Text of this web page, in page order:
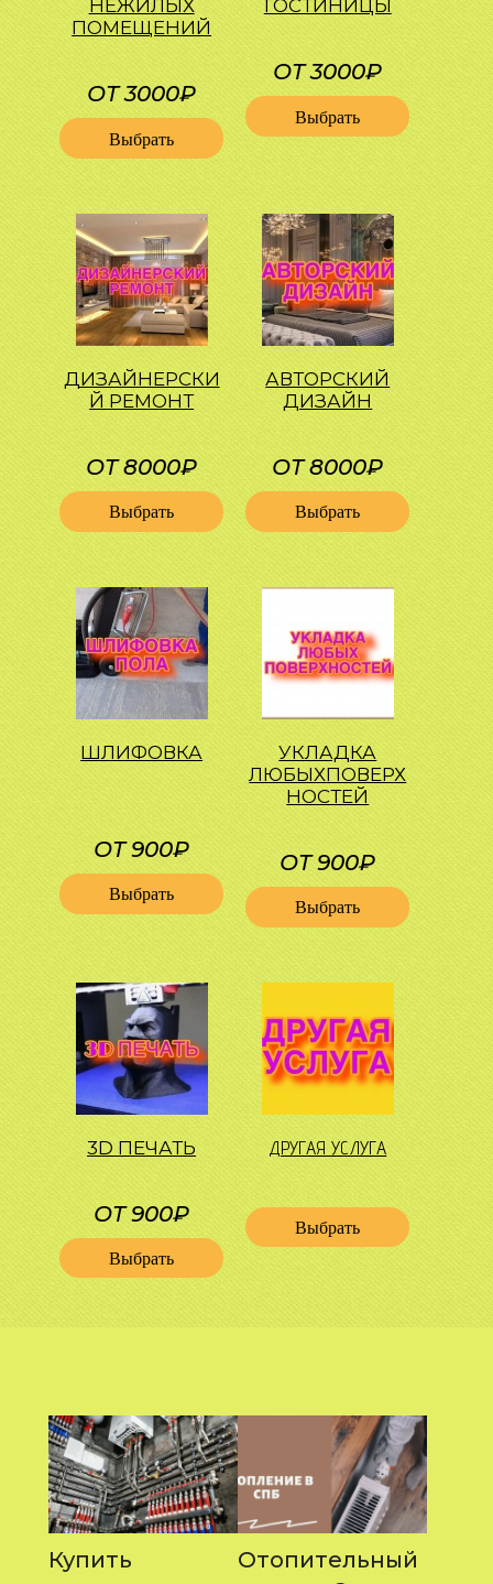
НЕЖИЛЫХ
ПОМЕЩЕНИЙ
ОТ 3000₽
Выбрать
ГОСТИНИЦЫ
ОТ 3000₽
Выбрать
ДИЗАЙНЕРСКИ
Й РЕМОНТ
ОТ 8000₽
Выбрать
АВТОРСКИЙ
ДИЗАЙН
ОТ 8000₽
Выбрать
ШЛИФОВКА
ОТ 900₽
Выбрать
УКЛАДКА
ЛЮБЫХПОВЕРХ
НОСТЕЙ
ОТ 900₽
Выбрать
3D ПЕЧАТЬ
ОТ 900₽
Выбрать
ДРУГАЯ УСЛУГА
Выбрать
Купить
Отопительный